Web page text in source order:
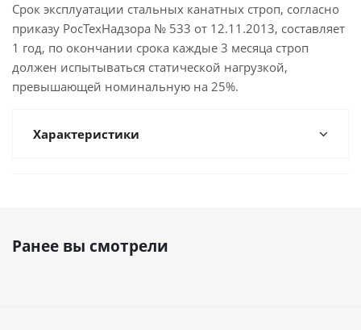
Срок эксплуатации стальных канатных строп, согласно
приказу РосТехНадзора № 533 от 12.11.2013, составляет
1 год, по окончании срока каждые 3 месяца строп
должен испытываться статической нагрузкой,
превышающей номинальную на 25%.
Характеристики
Ранее вы смотрели